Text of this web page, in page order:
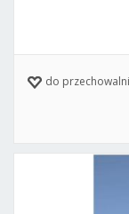
do przechowalni